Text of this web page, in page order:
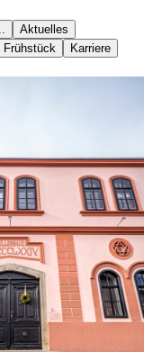
Aktuelles
Frühstück
Karriere